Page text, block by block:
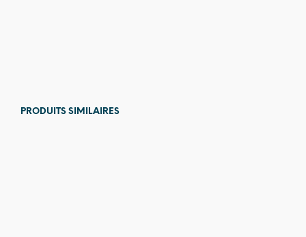
PRODUITS SIMILAIRES